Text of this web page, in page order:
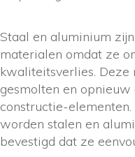
Staal en aluminium
materialen omdat ze
kwaliteitsverlies. Deze
gesmolten en
constructie-
worden stalen en
bevestigd dat ze